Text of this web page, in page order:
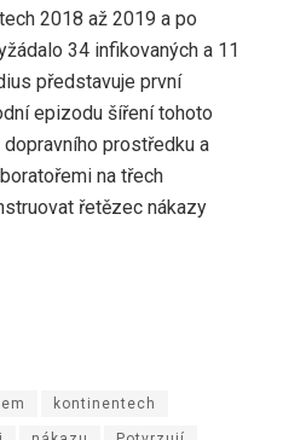
2018 až 2019 a po
34 infikovaných a 11
představuje první
epizodu šíření tohoto
prostředku a
na třech
řetězec nákazy
kontinentech